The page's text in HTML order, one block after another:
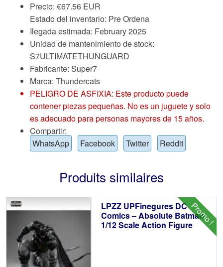
Precio: €67.56 EUR
Estado del inventario: Pre Ordena
Ilegada estimada: February 2025
Unidad de mantenimiento de stock:
S7ULTIMATETHUNGUARD
Fabricante: Super7
Marca: Thundercats
PELIGRO DE ASFIXIA: Este producto puede
contener piezas pequeñas. No es un juguete y solo
es adecuado para personas mayores de 15 años.
Compartir:
WhatsApp
Facebook Twitter Reddit
Produits similaires
Promo !
LPZZ UPFinegures DC
Comics – Absolute Batman
1/12 Scale Action Figure